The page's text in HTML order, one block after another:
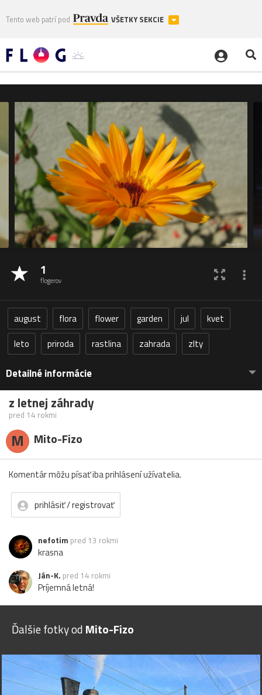
Tento web patrí pod VŠETKY SEKCIE
1
flogerov
august flora flower garden jul
kvet
leto
priroda rastlina zahrada zlty
Detailné informácie
z letnej záhrady
pred 14 rokmi
M Mito-Fizo
Komentár môžu písať iba prihlásení užívatelia.
prihlásiť / registrovať
nefotim pred 13 rokmi
krasna
Ján-K. pred 14 rokmi
Príjemná letná!
Ďalšie fotky od Mito-Fizo